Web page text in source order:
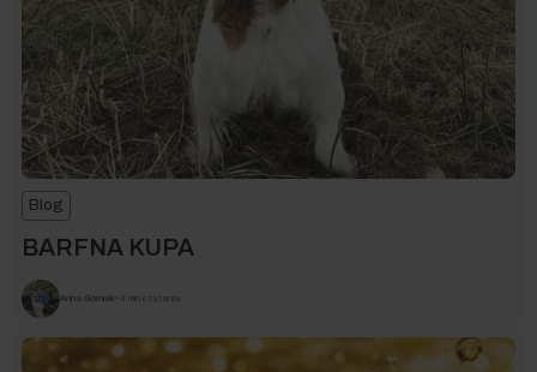
Blog
BARFNA KUPA
Anna Górniak • 4 min czytania